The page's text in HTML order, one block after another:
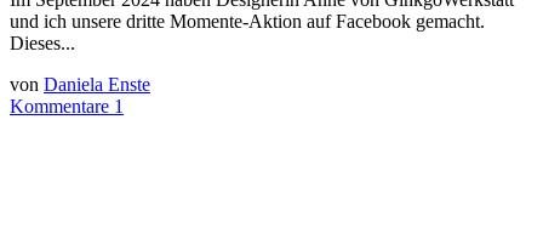
und ich unsere dritte Momente-Aktion auf Facebook gemacht.
Dieses...
von Daniela Enste
Kommentare 1